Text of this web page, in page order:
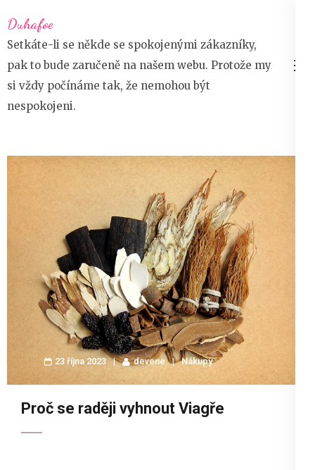
na
obsah
(stiskněte
Enter)
Duhafoe
Setkáte-li se někde se spokojenými zákazníky,
pak to bude zaručeně na našem webu. Protože my
si vždy počínáme tak, že nemohou být
nespokojeni.
23 října 2023 devene Nákupy
Proč se raději vyhnout Viagře